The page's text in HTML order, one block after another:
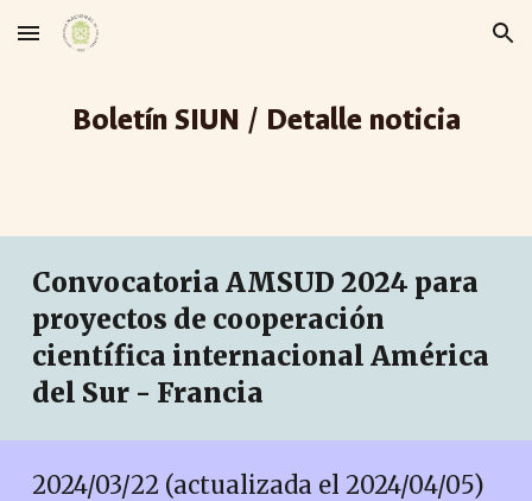
Skip to main content Skip to navigation
Boletín SIUN / Detalle noticia
Convocatoria AMSUD 2024 para
proyectos de cooperación
científica internacional América
del Sur - Francia
2024/03/22 (actualizada el 2024/04/05)